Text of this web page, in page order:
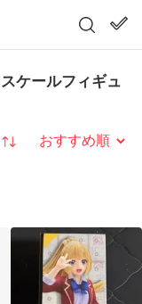
ケールフィギュ
並び替え